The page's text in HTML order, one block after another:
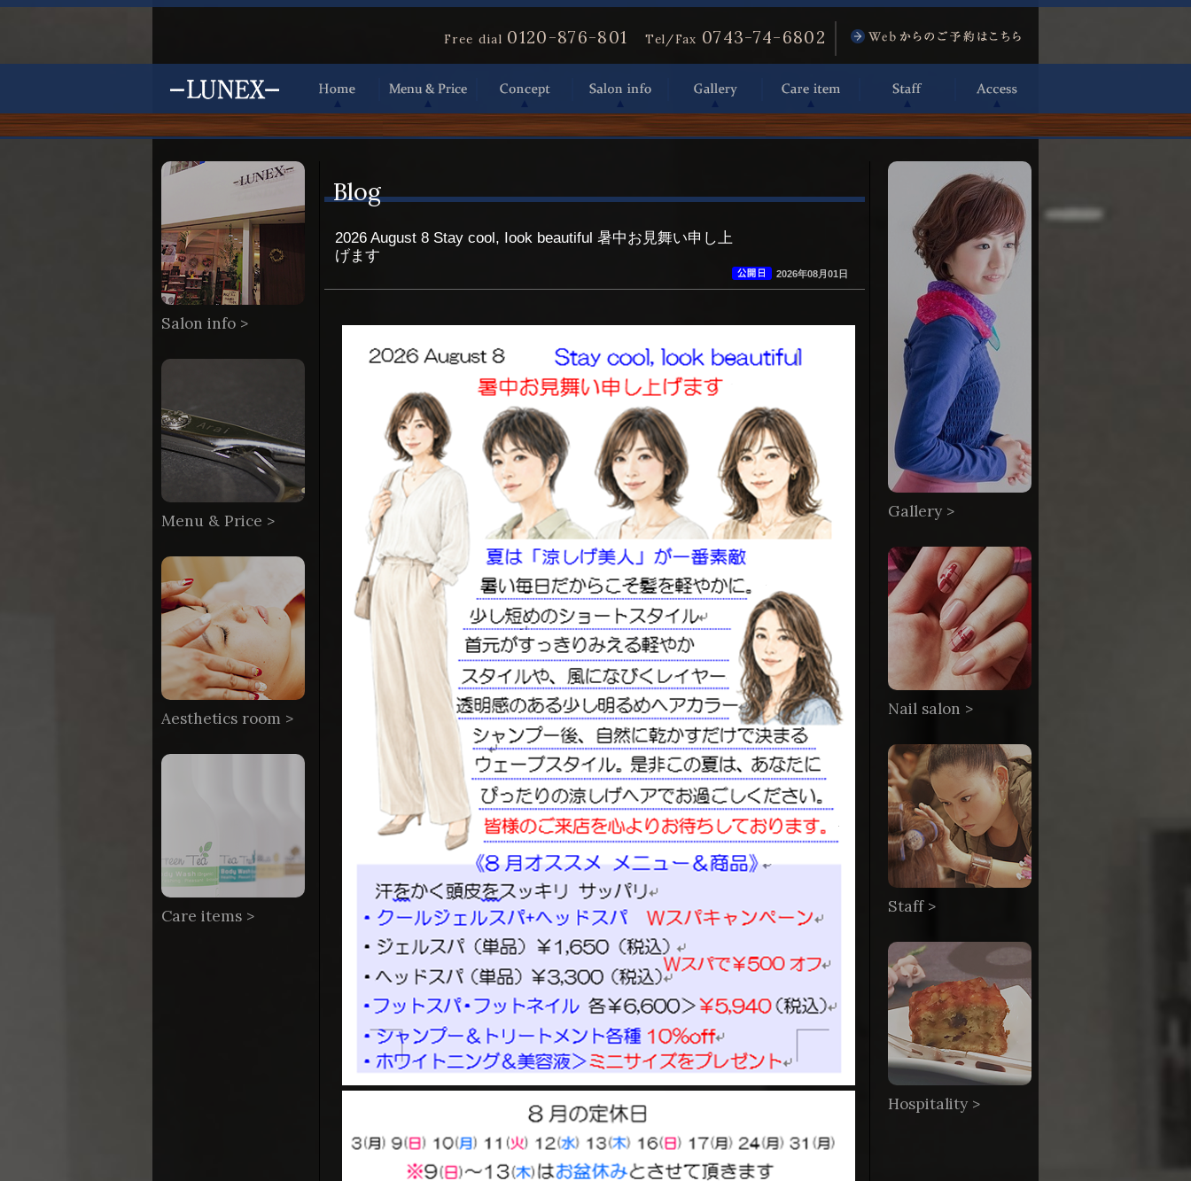
Tel/Fax 0743-74-6802
Free dial 0120-876-801
Blog
2026 August 8 Stay cool, Iook beautiful 暑中お見舞い申し上
げます
2026年08月01日
Salon info >
Menu & Price >
Aesthetics room >
Care items >
Gallery >
Nail salon >
Staff >
Hospitality >